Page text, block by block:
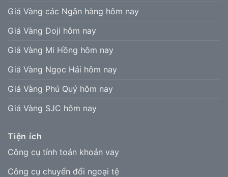
Giá Vàng các Ngân hàng hôm nay
Giá Vàng Doji hôm nay
Giá Vàng Mi Hồng hôm nay
Giá Vàng Ngọc Hải hôm nay
Giá Vàng Phú Quý hôm nay
Giá Vàng SJC hôm nay
Tiện ích
Công cụ tính toán khoản vay
Công cụ chuyển đổi ngoại tệ